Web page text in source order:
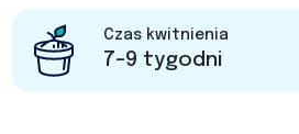
Czas kwitnienia
7-9 tygodni